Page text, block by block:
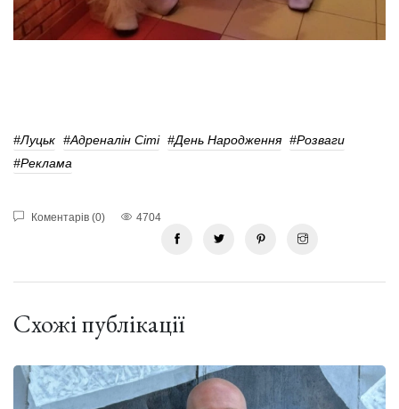
#Луцьк #Адреналін Сіті #день Народження #розваги
#реклама
Коментарів (0) 4704
Схожі публікації